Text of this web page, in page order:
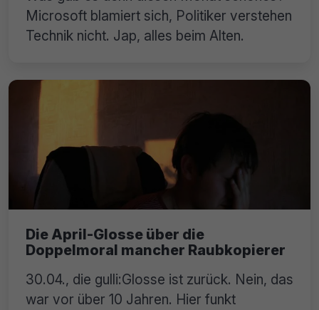
Microsoft blamiert sich, Politiker verstehen
Technik nicht. Jap, alles beim Alten.
Die April-Glosse über die
Doppelmoral mancher Raubkopierer
30.04., die gulli:Glosse ist zurück. Nein, das
war vor über 10 Jahren. Hier funkt